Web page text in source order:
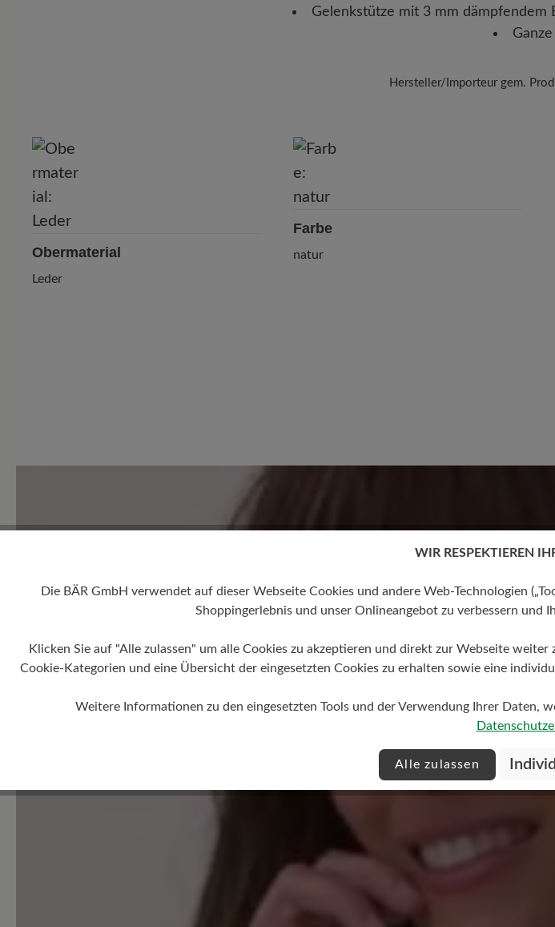
Gelenkstütze mit 3 mm dämpfendem
Hersteller/Importeur gem.
Obermaterial
Leder
Farbe
natur
Average rating of 0 out of 5 stars
Teilen Sie Ihre Erfahrungen mit dem
Produkt mit anderen Kunden.
WIR RESPEKTIEREN
Die BÄR GmbH verwendet auf dieser Webseite Cookies und andere Web-Technologien
Shoppingerlebnis und unser Onlineangebot zu verbessern und
Klicken Sie auf "Alle zulassen" um alle Cookies zu akzeptieren und direkt zur Webseite
Cookie-Kategorien und eine Übersicht der eingesetzten Cookies zu erhalten sowie eine
Weitere Informationen zu den eingesetzten Tools und der Verwendung Ihrer Daten,
Alle zulassen